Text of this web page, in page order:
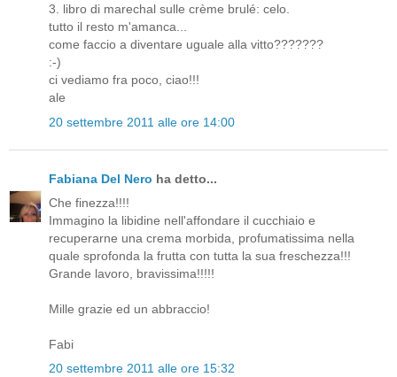
3. libro di marechal sulle crème brulé: celo.
tutto il resto m'amanca...
come faccio a diventare uguale alla vitto???????
:-)
ci vediamo fra poco, ciao!!!
ale
20 settembre 2011 alle ore 14:00
Fabiana Del Nero ha detto...
Che finezza!!!!
Immagino la libidine nell'affondare il cucchiaio e
recuperarne una crema morbida, profumatissima nella
quale sprofonda la frutta con tutta la sua freschezza!!!
Grande lavoro, bravissima!!!!!
Mille grazie ed un abbraccio!
Fabi
20 settembre 2011 alle ore 15:32